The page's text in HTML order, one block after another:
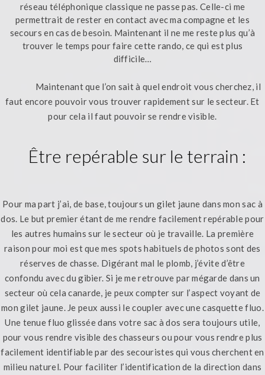
réseau téléphonique classique ne passe pas. Celle-ci me
permettrait de rester en contact avec ma compagne et les
secours en cas de besoin. Maintenant il ne me reste plus qu’à
trouver le temps pour faire cette rando, ce qui est plus
difficile…
Maintenant que l’on sait à quel endroit vous cherchez, il
faut encore pouvoir vous trouver rapidement sur le secteur. Et
pour cela il faut pouvoir se rendre visible.
Être repérable sur le terrain :
Pour ma part j’ai, de base, toujours un gilet jaune dans mon sac à
dos. Le but premier étant de me rendre facilement repérable pour
les autres humains sur le secteur où je travaille. La première
raison pour moi est que mes spots habituels de photos sont des
réserves de chasse. Digérant mal le plomb, j’évite d’être
confondu avec du gibier. Si je me retrouve par mégarde dans un
secteur où cela canarde, je peux compter sur l’aspect voyant de
mon gilet jaune. Je peux aussi le coupler avec une casquette fluo.
Une tenue fluo glissée dans votre sac à dos sera toujours utile,
pour vous rendre visible des chasseurs ou pour vous rendre plus
facilement identifiable par des secouristes qui vous cherchent en
milieu naturel. Pour faciliter l’identification de la direction dans